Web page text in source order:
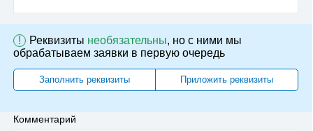
! Реквизиты необязательны, но с ними мы
обрабатываем заявки в первую очередь
Заполнить реквизиты Приложить реквизиты
Комментарий